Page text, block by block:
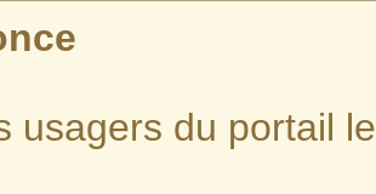
usagers du portail